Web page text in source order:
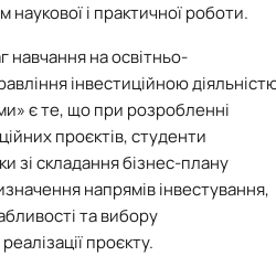
і практичної роботи.
навчання на освітньо-
інвестиційною
є те, що при розробленні
проєктів, студенти
зі складання бізнес-плану
напрямів інвестування,
та вибору
проєкту.